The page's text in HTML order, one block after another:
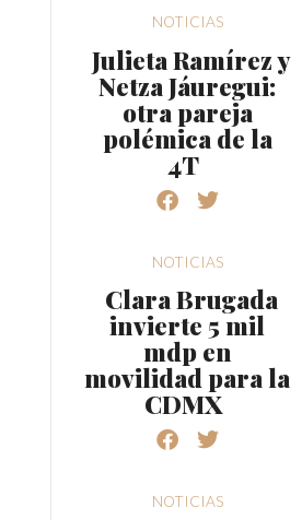
NOTICIAS
Julieta Ramírez y
Netza Jáuregui:
otra pareja
polémica de la
4T
NOTICIAS
Clara Brugada
invierte 5 mil
mdp en
movilidad para la
CDMX
NOTICIAS